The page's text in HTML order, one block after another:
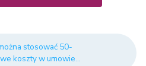
stosować 50-
koszty w umowie...